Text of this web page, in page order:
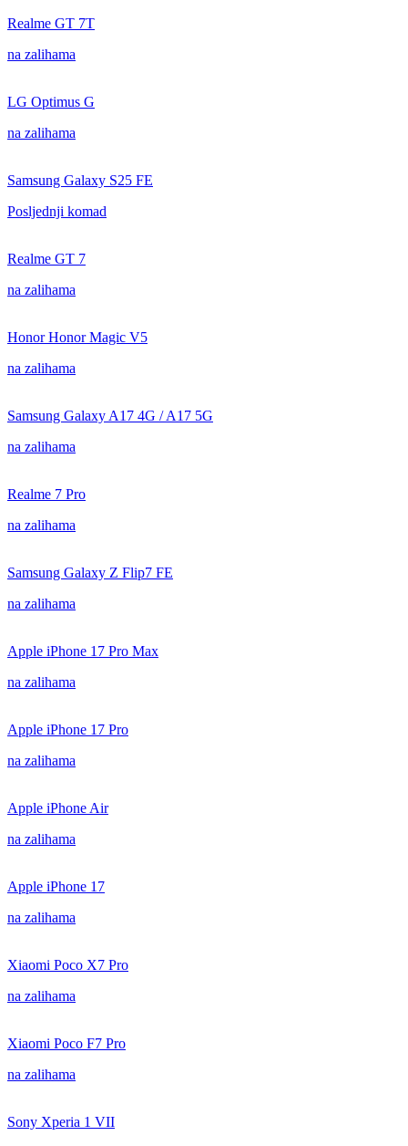
Realme GT 7T
na zalihama
LG Optimus G
na zalihama
Samsung Galaxy S25 FE
Posljednji komad
Realme GT 7
na zalihama
Honor Honor Magic V5
na zalihama
Samsung Galaxy A17 4G / A17 5G
na zalihama
Realme 7 Pro
na zalihama
Samsung Galaxy Z Flip7 FE
na zalihama
Apple iPhone 17 Pro Max
na zalihama
Apple iPhone 17 Pro
na zalihama
Apple iPhone Air
na zalihama
Apple iPhone 17
na zalihama
Xiaomi Poco X7 Pro
na zalihama
Xiaomi Poco F7 Pro
na zalihama
Sony Xperia 1 VII